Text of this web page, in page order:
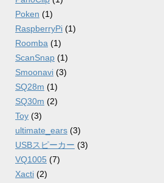
Poken (1)
RaspberryPi (1)
Roomba (1)
ScanSnap (1)
Smoonavi (3)
SQ28m (1)
SQ30m (2)
Toy (3)
ultimate_ears (3)
USBスピーカー (3)
VQ1005 (7)
Xacti (2)